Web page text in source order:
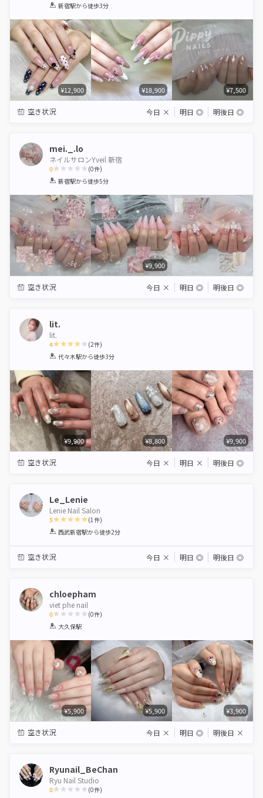
1 2 3 4 5
新宿駅から徒歩3分
¥12,900 ¥18,900 ¥7,500
空き状況 今日 × 明日 ◎ 明後日 ◎
mei._.lo
ネイルサロンYveil 新宿
0
1 2 3 4 5
(0件)
新宿駅から徒歩5分
¥9,900
空き状況 今日 × 明日 ◎ 明後日 ◎
lit.
lit.
4
1 2 3 4 5
(2件)
代々木駅から徒歩3分
¥9,900 ¥8,800 ¥9,900
空き状況 今日 × 明日 × 明後日 ◎
Le_Lenie
Lenie Nail Salon
5
1 2 3 4 5
(1件)
西武新宿駅から徒歩2分
空き状況 今日 × 明日 ◎ 明後日 ◎
chloepham
viet phe nail
0
1 2 3 4 5
(0件)
大久保駅
¥5,900 ¥5,900 ¥3,900
空き状況 今日 × 明日 ◎ 明後日 ×
Ryunail_BeChan
Ryu Nail Studio
0 (0件)